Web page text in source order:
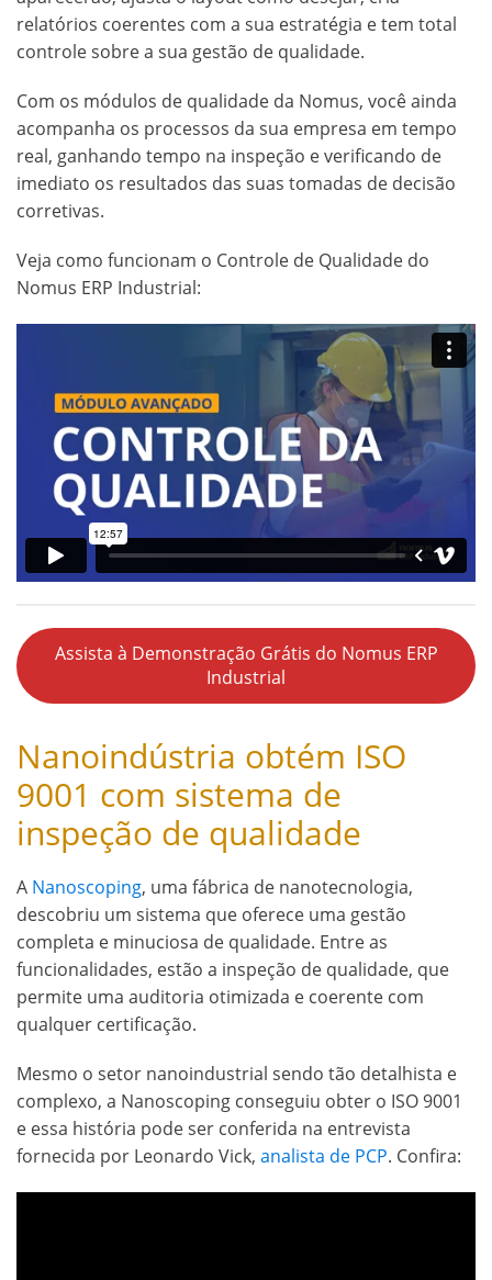
relatórios coerentes com a sua estratégia e tem total
controle sobre a sua gestão de qualidade.
Com os módulos de qualidade da Nomus, você ainda
acompanha os processos da sua empresa em tempo
real, ganhando tempo na inspeção e verificando de
imediato os resultados das suas tomadas de decisão
corretivas.
Veja como funcionam o Controle de Qualidade do
Nomus ERP Industrial:
Assista à Demonstração Grátis do Nomus ERP
Industrial
Nanoindústria obtém ISO
9001 com sistema de
inspeção de qualidade
A Nanoscoping, uma fábrica de nanotecnologia,
descobriu um sistema que oferece uma gestão
completa e minuciosa de qualidade. Entre as
funcionalidades, estão a inspeção de qualidade, que
permite uma auditoria otimizada e coerente com
qualquer certificação.
Mesmo o setor nanoindustrial sendo tão detalhista e
complexo, a Nanoscoping conseguiu obter o ISO 9001
e essa história pode ser conferida na entrevista
fornecida por Leonardo Vick, analista de PCP. Confira: